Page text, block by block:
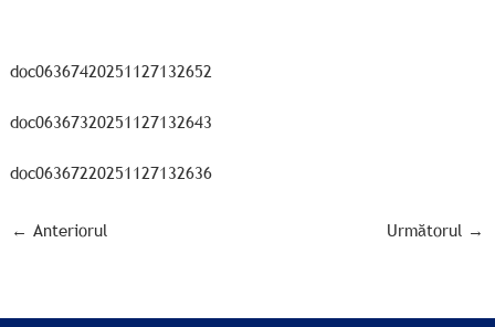
doc06367420251127132652
doc06367320251127132643
doc06367220251127132636
← Anteriorul Următorul →